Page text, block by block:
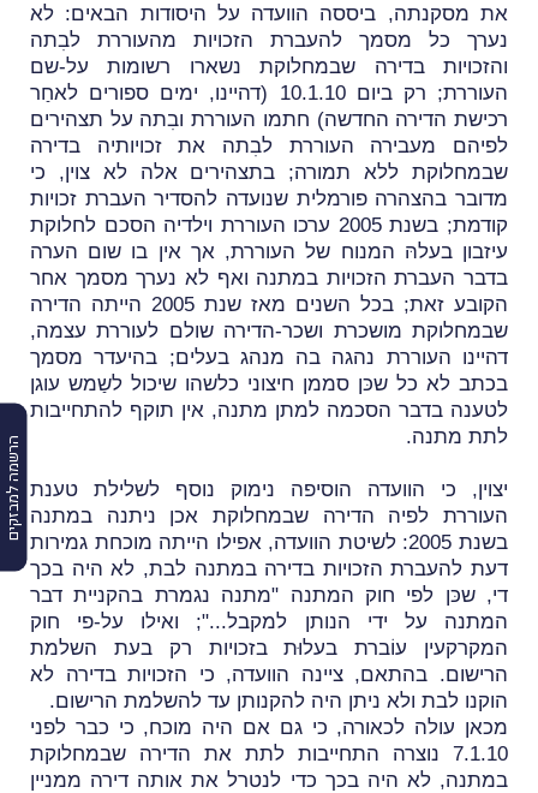
הרשמה למבזקים
את מסקנתה, ביססה הוועדה על היסודות הבאים: לא
נערך כל מסמך להעברת הזכויות מהעוררת לבִתה
והזכויות בדירה שבמחלוקת נשארו רשומות על-שם
העוררת;
רק ביום 10.1.10 (דהיינו, ימים ספורים לאחַר
רכישת הדירה החדשה) חתמו העוררת ובִתה על תצהירים
לפיהם מעבירה העוררת לבִתה את זכויותיה בדירה
שבמחלוקת ללא תמורה; בתצהירים אלה לא צוין, כי
מדובר בהצהרה פורמלית שנועדה להסדיר העברת זכויות
קודמת;
בשנת 2005 ערכו העוררת וילדיה הסכם לחלוקת
עיזבון בעלהּ המנוח של העוררת, אך אין בו שום הערה
בדבר העברת הזכויות במתנה ואף לא נערך מסמך אחר
הקובע זאת;
בכל השנים מאז שנת 2005 הייתה הדירה
שבמחלוקת מושכרת ושכר-הדירה שולם לעוררת עצמה,
דהיינו העוררת נהגה בה מנהג בעלים; בהיעדר מסמך
בכתב לא כל שכּן סממן חיצוני כלשהו שיכול לשַמש עוגן
לטענה בדבר הסכמה למתן מתנה, אין תוקף להתחייבות
לתת מתנה.
יצוין, כי הוועדה הוסיפה נימוק נוסף לשלילת טענת
העוררת לפיה הדירה שבמחלוקת אכן ניתנה במתנה
בשנת 2005: לשיטת הוועדה, אפילו הייתה מוכחת גמירות
דעת להעברת הזכויות בדירה במתנה לבת, לא היה בכך
די, שכּן לפי חוק המתנה "מתנה נגמרת בהקניית דבר
המתנה על ידי הנותן למקבל..."; ואילו על-פי חוק
המקרקעין עוֹברת בעלוּת בזכויות רק בעת השלמת
הרישום. בהתאם, ציינה הוועדה, כי הזכויות בדירה לא
הוקנו לבת ולא ניתן היה להקנותן עד להשלמת הרישום.
מכאן עולה לכאורה, כי גם אם היה מוכח, כי כבר לפני
7.1.10 נוצרה התחייבות לתת את הדירה שבמחלוקת
במתנה, לא היה בכך כדי לנטרל את אותה דירה ממניין